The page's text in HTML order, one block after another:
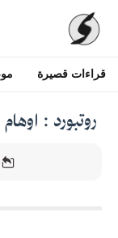
قراءات قصيرة
روتبورد :